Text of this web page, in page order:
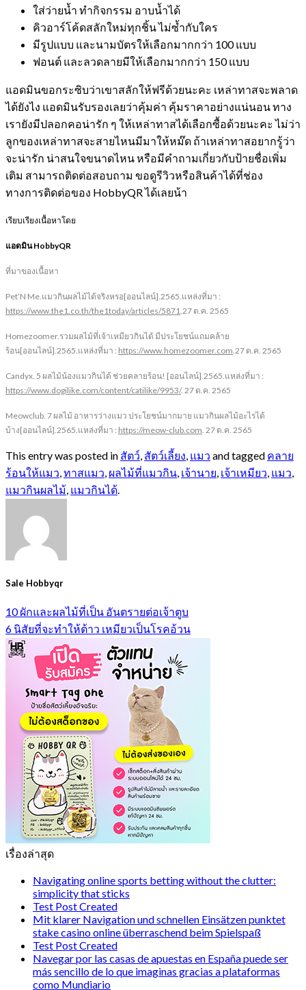
ใส่ว่ายน้ำ ทำกิจกรรม อาบน้ำได้
คิวอาร์โค้ดสลักใหม่ทุกชิ้น ไม่ซ้ำกับใคร
มีรูปแบบ และนามบัตรให้เลือกมากกว่า 100 แบบ
ฟอนต์ และลวดลายมีให้เลือกมากกว่า 150 แบบ
แอดมินขอกระซิบว่าเขาสลักให้ฟรีด้วยนะคะ เหล่าทาสจะพลาด
ได้ยังไง แอดมินรับรองเลยว่าคุ้มค่า คุ้มราคาอย่างแน่นอน ทาง
เรายังมีปลอกคอน่ารัก ๆ ให้เหล่าทาสได้เลือกซื้อด้วยนะคะ ไม่ว่า
ลูกของเหล่าทาสจะสายไหนมีมาให้หม๊ด ถ้าเหล่าทาสอยากรู้ว่า
จะน่ารัก น่าสนใจขนาดไหน หรือมีคำถามเกี่ยวกับป้ายชื่อเพิ่ม
เติม สามารถติดต่อสอบถาม ขอดูรีวิวหรือสินค้าได้ที่ช่อง
ทางการติดต่อของ HobbyQR ได้เลยน้า
เรียบเรียงเนื้อหาโดย
แอดมิน HobbyQR
ที่มาของเนื้อหา
Pet’N Me. แมวกินผลไม้ได้จริงหรอ[ออนไลน์] .2565.แหล่งที่มา :
https://www.the1.co.th/the1today/articles/5871 .27 ต.ค. 2565
Homezoomer.รวมผลไม้ที่เจ้าเหมียวกินได้ มีประโยชน์แถมคล้าย
ร้อน[ออนไลน์] .2565.แหล่งที่มา : https://www.homezoomer.com .27 ต.ค. 2565
Candyx 5 ผลไม้น้องแมวกินได้ ช่วยคลายร้อน! [ออนไลน์] .2565.แหล่งที่มา :
https://www.dogilike.com/content/catilike/9953/. 27 ต.ค. 2565
Meowclub 7 ผลไม้ อาหารว่างแมว ประโยชน์มากมาย แมวกินผลไม้อะไรได้
บ้าง[ออนไลน์].2565.แหล่งที่มา : https://meow-club.com . 27 ต.ค. 2565
This entry was posted in สัตว์ สัตว์เลี้ยง แมว and tagged คลาย
ร้อนให้แมว ทาสแมว ผลไม้ที่แมวกิน เจ้านาย เจ้าเหมียว แมว
แมวกินผลไม้ แมวกินได้
Sale Hobbyqr
10 ผักและผลไม้ที่เป็น อันตรายต่อเจ้าตูบ
6 นิสัยที่จะทำให้ต้าว เหมียวเป็นโรคอ้วน
เรื่องล่าสุด
Navigating online sports betting without the clutter:
simplicity that sticks
Test Post Created
Mit klarer Navigation und schnellen Einsätzen punktet
stake casino online überraschend beim Spielspaß
Test Post Created
Navegar por las casas de apuestas en España puede ser
más sencillo de lo que imaginas gracias a plataformas
como Mundiario